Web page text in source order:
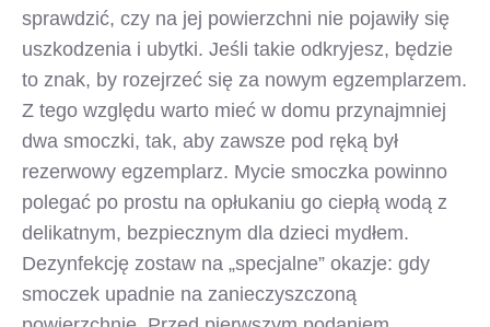
sprawdzić, czy na jej powierzchni nie pojawiły się
uszkodzenia i ubytki. Jeśli takie odkryjesz, będzie
to znak, by rozejrzeć się za nowym egzemplarzem.
Z tego względu warto mieć w domu przynajmniej
dwa smoczki, tak, aby zawsze pod ręką był
rezerwowy egzemplarz. Mycie smoczka powinno
polegać po prostu na opłukaniu go ciepłą wodą z
delikatnym, bezpiecznym dla dzieci mydłem.
Dezynfekcję zostaw na „specjalne” okazje: gdy
smoczek upadnie na zanieczyszczoną